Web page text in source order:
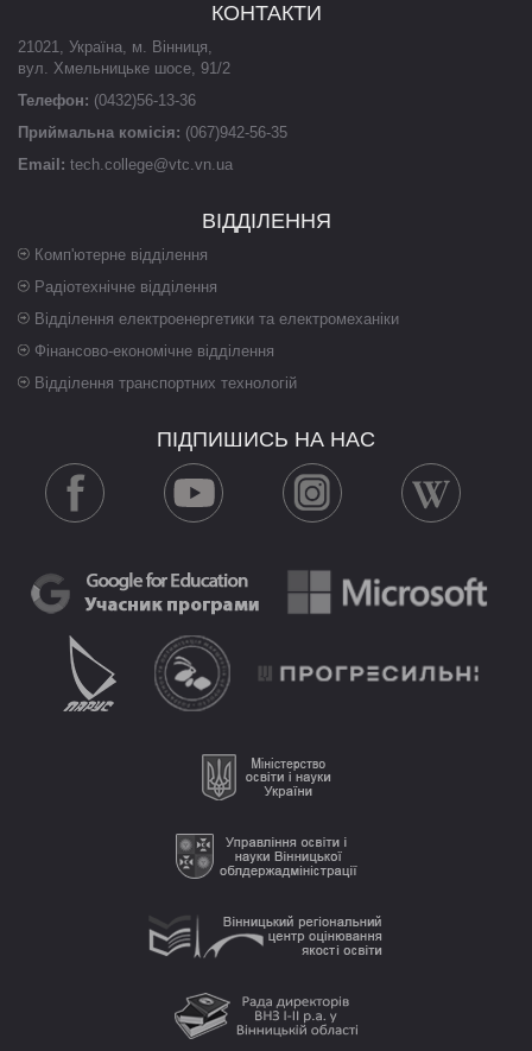
КОНТАКТИ
21021, Україна, м. Вінниця,
вул. Хмельницьке шосе, 91/2
Телефон: (0432)56-13-36
Приймальна комісія: (067)942-56-35
Email: tech.college@vtc.vn.ua
ВІДДІЛЕННЯ
Комп'ютерне відділення
Радіотехнічне відділення
Відділення електроенергетики та електромеханіки
Фінансово-економічне відділення
Відділення транспортних технологій
ПІДПИШИСЬ НА НАС